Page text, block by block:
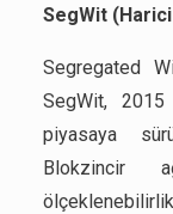
SegWit
Segregated
SegWit, 2015
piyasaya
Blokzincir